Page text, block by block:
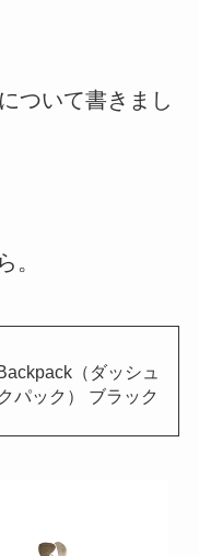
ついて書きまし
。
（ダッシュ
パック） ブラック